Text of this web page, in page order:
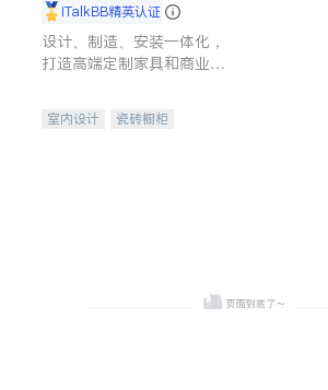
A LUXE
iTalkBB精英认证
设计、制造、安装一体化，
打造高端定制家具和商业空
室内设计
瓷砖橱柜